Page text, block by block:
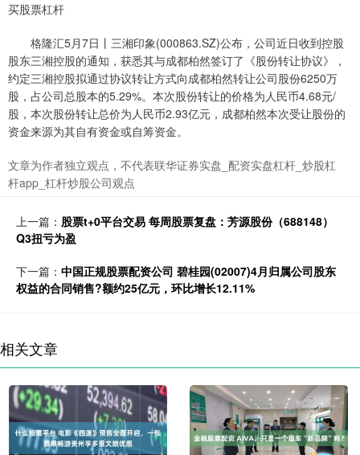
买股票杠杆
格隆汇5月7日丨三湘印象(000863.SZ)公布，公司近日收到控股
股东三湘控股的通知，获悉其与成都柏然签订了《股份转让协议》，
约定三湘控股拟通过协议转让方式向成都柏然转让公司股份6250万
股，占公司总股本的5.29%。本次股份转让的价格为人民币4.68元/
股，本次股份转让总价为人民币2.93亿元，成都柏然本次受让股份的
资金来源为其自有资金或自筹资金。
文章为作者独立观点，不代表联华证券实盘_配资实盘杠杆_炒股杠
杆app_杠杆炒股公司观点
上一篇： 股票t+0平台交易 每周股票复盘：芳源股份（688148）
Q3扭亏为盈
下一篇： 中国正规股票配资公司 碧桂园(02007)4月归属公司股东
权益的合同销售?额约25亿元，环比增长12.11%
相关文章